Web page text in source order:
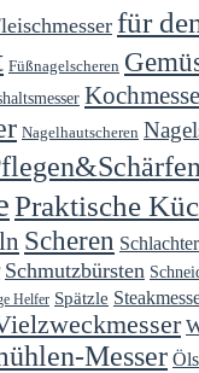
für
Füßnagelscheren
Nagelhautscheren
Praktische
Scheren
Schmutzbürsten
Helfer Spätzle
Messer